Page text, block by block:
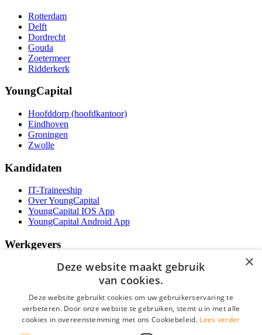
Rotterdam
Delft
Dordrecht
Gouda
Zoetermeer
Ridderkerk
YoungCapital
Hoofddorp (hoofdkantoor)
Eindhoven
Groningen
Zwolle
Kandidaten
IT-Traineeship
Over YoungCapital
YoungCapital IOS App
YoungCapital Android App
Werkgevers
Het concept
Contractvormen
Brochure aanvragen
Vacature aanmelden
×
Deze website maakt gebruik
van cookies.
Deze website gebruikt cookies om uw gebruikerservaring te
verbeteren. Door onze website te gebruiken, stemt u in met alle
cookies in overeenstemming met ons Cookiebeleid. Lees verder